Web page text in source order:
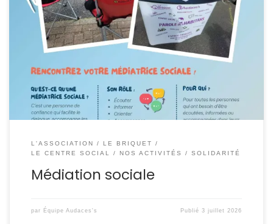
Sandra, médiatrice sociale, est présente pour vous
écouter, vous informer, vous orienter et vous
accompagner dans vos démarches du quotidien.
Personne de confiance, elle peut également faciliter le
dialogue en cas de difficulté, prévenir les conflits et
contribuer à renforcer le lien entre les habitants et les
partenaires locaux. Retrouvez-la […]
L'ASSOCIATION
LE BRIQUET
LE CENTRE SOCIAL
NOS ACTIVITÉS SOLIDARITÉ
Médiation sociale
par Équipe Audaces's Publié3 juillet 2026